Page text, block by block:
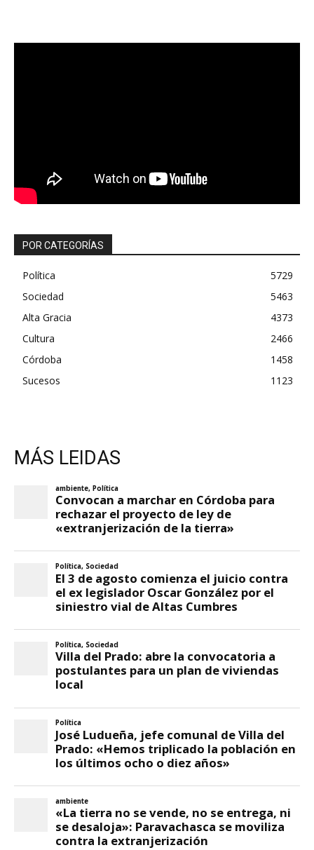
POR CATEGORÍAS
Política
5729
Sociedad
5463
Alta Gracia
4373
Cultura
2466
Córdoba
1458
Sucesos
1123
MÁS LEIDAS